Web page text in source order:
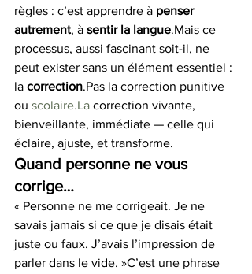
règles : c’est apprendre à penser
autrement, à sentir la langue.Mais ce
processus, aussi fascinant soit-il, ne
peut exister sans un élément essentiel :
la correction.Pas la correction punitive
ou scolaire.La correction vivante,
bienveillante, immédiate — celle qui
éclaire, ajuste, et transforme.
Quand personne ne vous
corrige…
« Personne ne me corrigeait. Je ne
savais jamais si ce que je disais était
juste ou faux. J’avais l’impression de
parler dans le vide. »C’est une phrase